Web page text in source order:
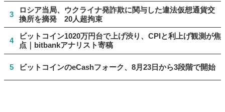
3
ロシア当局、ウクライナ発詐欺に関与した違法仮想通貨交
換所を摘発 20人超拘束
4
ビットコイン1020万円台で上げ渋り、CPIと利上げ観測が焦
点｜bitbankアナリスト寄稿
5 ビットコインのeCashフォーク、8月23日から3段階で開始